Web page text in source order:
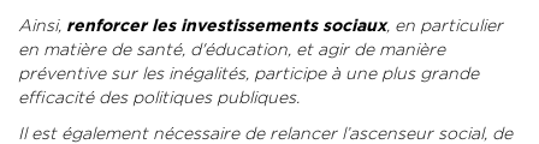
Ainsi, renforcer les investissements sociaux, en particulier
en matière de santé, d'éducation, et agir de manière
préventive sur les inégalités, participe à une plus grande
efficacité des politiques publiques.
Il est également nécessaire de relancer l’ascenseur social, de